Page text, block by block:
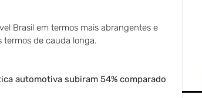
Brasil em termos mais abrangentes e
termos de cauda longa.
automotiva subiram 54% comparado